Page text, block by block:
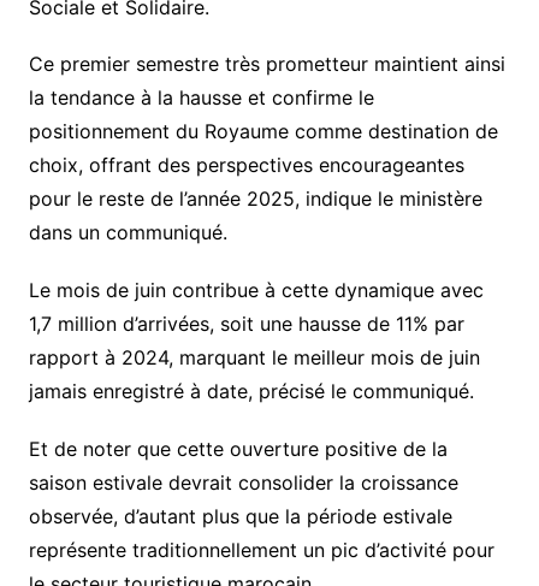
Sociale et Solidaire.
Ce premier semestre très prometteur maintient ainsi
la tendance à la hausse et confirme le
positionnement du Royaume comme destination de
choix, offrant des perspectives encourageantes
pour le reste de l’année 2025, indique le ministère
dans un communiqué.
Le mois de juin contribue à cette dynamique avec
1,7 million d’arrivées, soit une hausse de 11% par
rapport à 2024, marquant le meilleur mois de juin
jamais enregistré à date, précisé le communiqué.
Et de noter que cette ouverture positive de la
saison estivale devrait consolider la croissance
observée, d’autant plus que la période estivale
représente traditionnellement un pic d’activité pour